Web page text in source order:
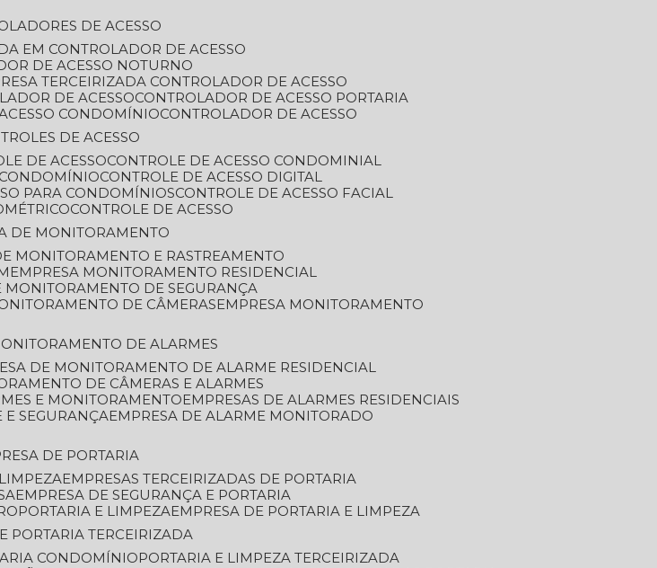
DE ACESSO
EM CONTROLADOR DE ACESSO
DE ACESSO NOTURNO
TERCEIRIZADA CONTROLADOR DE ACESSO
DE ACESSO
CONTROLADOR DE ACESSO PORTARIA
CONDOMÍNIO
CONTROLADOR DE ACESSO
DE ACESSO
DE ACESSO
CONTROLE DE ACESSO CONDOMINIAL
CONDOMÍNIO
CONTROLE DE ACESSO DIGITAL
PARA CONDOMÍNIOS
CONTROLE DE ACESSO FACIAL
CONTROLE DE ACESSO
DE MONITORAMENTO
MONITORAMENTO E RASTREAMENTO
EMPRESA MONITORAMENTO RESIDENCIAL
MONITORAMENTO DE SEGURANÇA
DE CÂMERAS
EMPRESA MONITORAMENTO
DE ALARMES
DE MONITORAMENTO DE ALARME RESIDENCIAL
DE CÂMERAS E ALARMES
E MONITORAMENTO
EMPRESAS DE ALARMES RESIDENCIAIS
E SEGURANÇA
EMPRESA DE ALARME MONITORADO
DE PORTARIA
LIMPEZA
EMPRESAS TERCEIRIZADAS DE PORTARIA
EMPRESA DE SEGURANÇA E PORTARIA
PORTARIA E LIMPEZA
EMPRESA DE PORTARIA E LIMPEZA
PORTARIA TERCEIRIZADA
CONDOMÍNIO
PORTARIA E LIMPEZA TERCEIRIZADA